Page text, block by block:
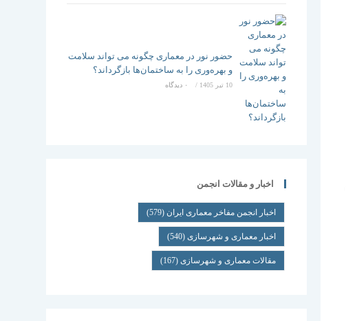
حضور نور در معماری چگونه می تواند سلامت
و بهره‌وری را به ساختمان‌ها بازگرداند؟
10 تیر 1405 / ۰ دیدگاه
اخبار و مقالات انجمن
اخبار انجمن مفاخر معماری ایران (579)
اخبار معماری و شهرسازی(540)
مقالات معماری و شهرسازی(167)